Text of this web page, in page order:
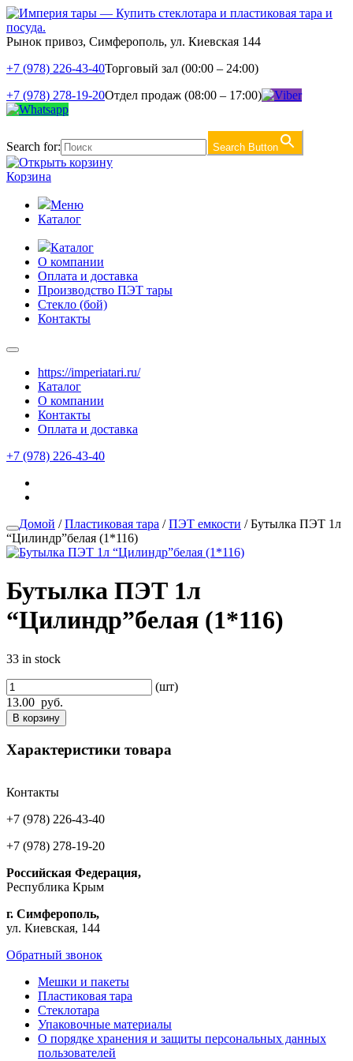
Рынок привоз, Симферополь, ул. Киевская 144
+7 (978) 226-43-40Торговый зал (00:00 – 24:00)
+7 (978) 278-19-20Отдел продаж (08:00 – 17:00)
Search for: Search Button
Корзина
Меню
Каталог
Каталог
О компании
Оплата и доставка
Производство ПЭТ тары
Стекло (бой)
Контакты
https://imperiatari.ru/
Каталог
О компании
Контакты
Оплата и доставка
+7 (978) 226-43-40
Домой /Пластиковая тара /ПЭТ емкости / Бутылка ПЭТ 1л
“Цилиндр”белая (1*116)
Бутылка ПЭТ 1л
“Цилиндр”белая (1*116)
33 in stock
(шт)
13.00 руб.
В корзину
Характеристики товара
Контакты
+7 (978) 226-43-40
+7 (978) 278-19-20
Российская Федерация,
Республика Крым
г. Симферополь,
ул. Киевская, 144
Обратный звонок
Мешки и пакеты
Пластиковая тара
Стеклотара
Упаковочные материалы
О порядке хранения и защиты персональных данных
пользователей